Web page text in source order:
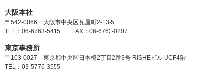
大阪本社
〒542-0066 大阪市中央区瓦屋町2-13-5
TEL：06-6763-5415 FAX：06-6763-0207
東京事務所
〒103-0027 東京都中央区日本橋2丁目2番3号 RISHEビル UCF4階
TEL：03-5776-3555